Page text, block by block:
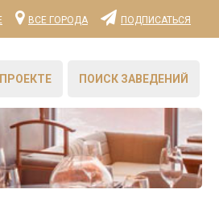
ВСЕ ГОРОДА ПОДПИСАТЬСЯ
ПОИСК ЗАВЕДЕНИЙ